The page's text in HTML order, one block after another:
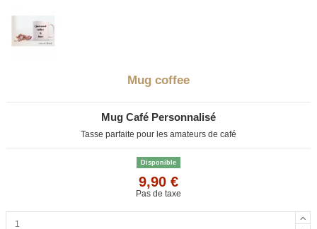
Mug coffee
Mug Café Personnalisé
Tasse parfaite pour les amateurs de café
Disponible
9,90 €
Pas de taxe